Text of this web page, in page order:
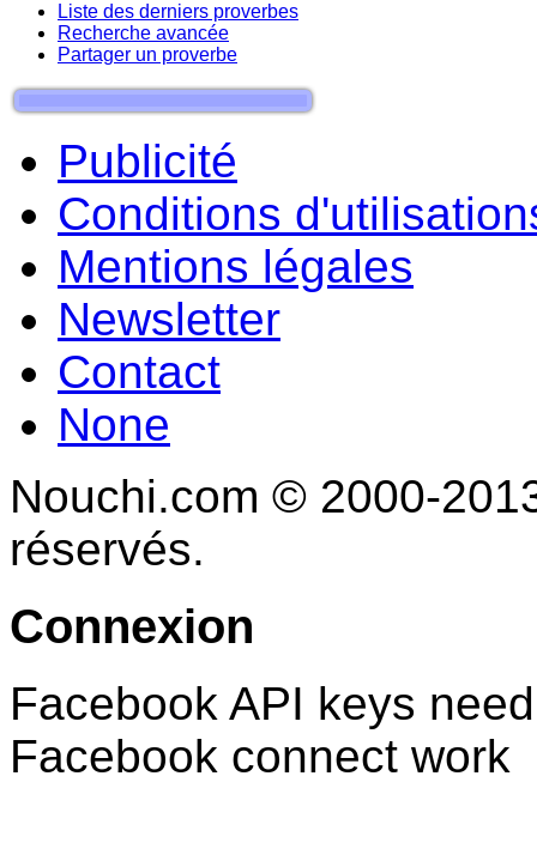
Liste des derniers proverbes
Recherche avancée
Partager un proverbe
Publicité
Conditions
Mentions légales
Newsletter
Contact
None
Nouchi.com © 2000-
réservés.
Connexion
Facebook API keys
Facebook connect work